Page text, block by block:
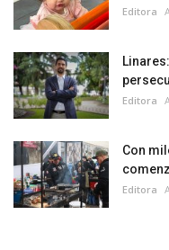
Editora
Editora
Con
Editora